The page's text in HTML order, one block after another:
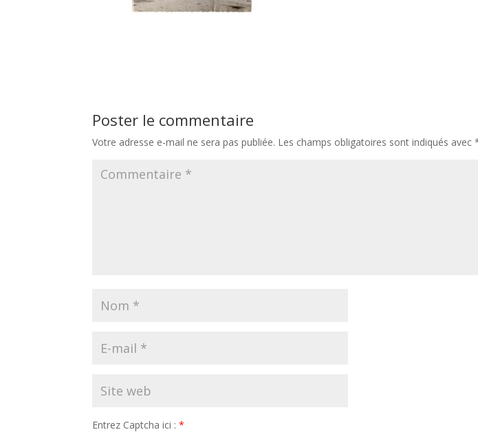
Poster le commentaire
Votre adresse e-mail ne sera pas publiée. Les champs obligatoires sont indiqués avec
Entrez Captcha ici :*